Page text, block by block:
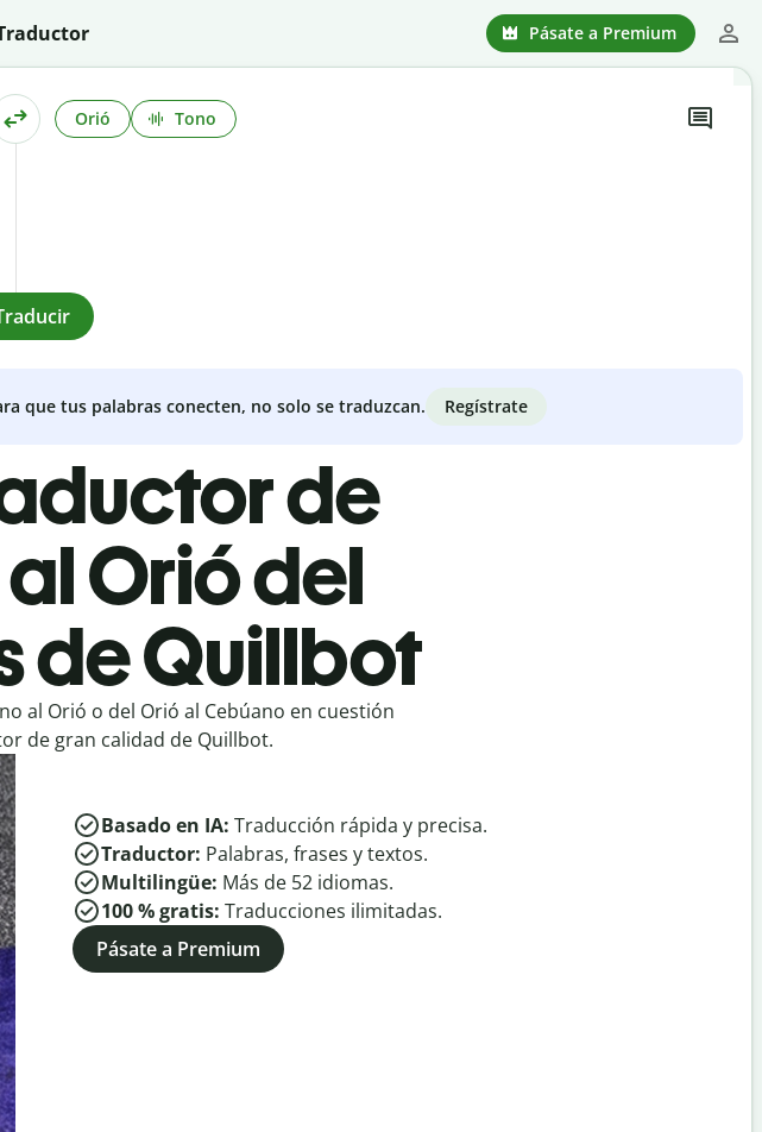
Pásate a Premium
Orió Tono
que tus palabras conecten, no solo se traduzcan. Regístrate
de
Orió del
de Quillbot
al Orió o del Orió al Cebúano en cuestión
de gran calidad de Quillbot.
Basado en IA: Traducción rápida y precisa.
Traductor: Palabras, frases y textos.
Multilingüe: Más de 52 idiomas.
100 % gratis: Traducciones ilimitadas.
Pásate a Premium